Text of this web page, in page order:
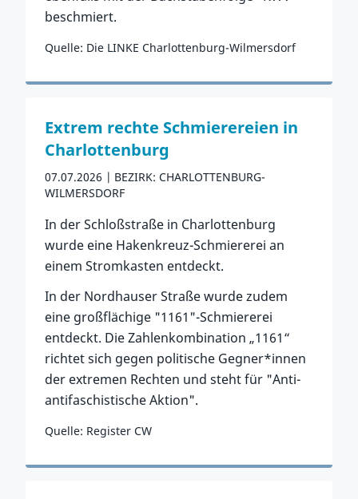
beschmiert.
Quelle: Die LINKE Charlottenburg-Wilmersdorf
Zum Vorfall
Extrem rechte Schmierereien in
Charlottenburg
07.07.2026
BEZIRK: CHARLOTTENBURG-
WILMERSDORF
In der Schloßstraße in Charlottenburg
wurde eine Hakenkreuz-Schmiererei an
einem Stromkasten entdeckt.
In der Nordhauser Straße wurde zudem
eine großflächige "1161"-Schmiererei
entdeckt. Die Zahlenkombination „1161“
richtet sich gegen politische Gegner*innen
der extremen Rechten und steht für "Anti-
antifaschistische Aktion".
Quelle: Register CW
Zum Vorfall